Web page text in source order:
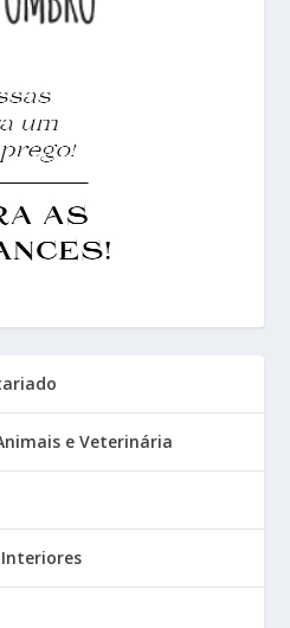
e Veterinária
Interiores